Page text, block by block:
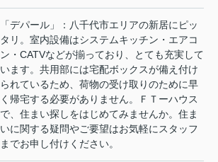
「デパール」：八千代市エリアの新居にピッ
タリ。室内設備はシステムキッチン・エアコ
ン・CATVなどが揃っており、とても充実して
います。共用部には宅配ボックスが備え付け
られているため、荷物の受け取りのために早
く帰宅する必要がありません。ＦＴーハウス
で、住まい探しをはじめてみませんか。住ま
いに関する疑問やご要望はお気軽にスタッフ
までお申し付けください。